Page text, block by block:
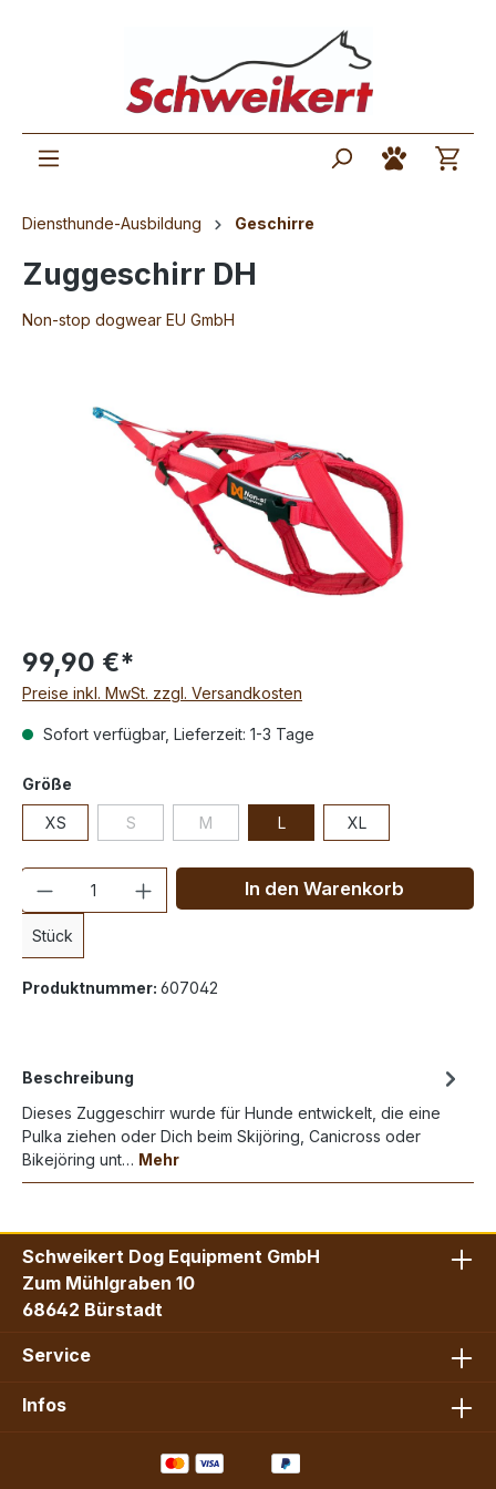
Diensthunde-Ausbildung Geschirre
Zuggeschirr DH
Non-stop dogwear EU GmbH
99,90 €*
Preise inkl. MwSt. zzgl. Versandkosten
Sofort verfügbar, Lieferzeit: 1-3 Tage
Größe
XS S M L XL
Anzahl
Stück
In den Warenkorb
Produktnummer: 607042
Beschreibung
Dieses Zuggeschirr wurde für Hunde entwickelt, die eine
Pulka ziehen oder Dich beim Skijöring, Canicross oder
Bikejöring unt… Mehr
Schweikert Dog Equipment GmbH
Zum Mühlgraben 10
68642 Bürstadt
Service
Infos